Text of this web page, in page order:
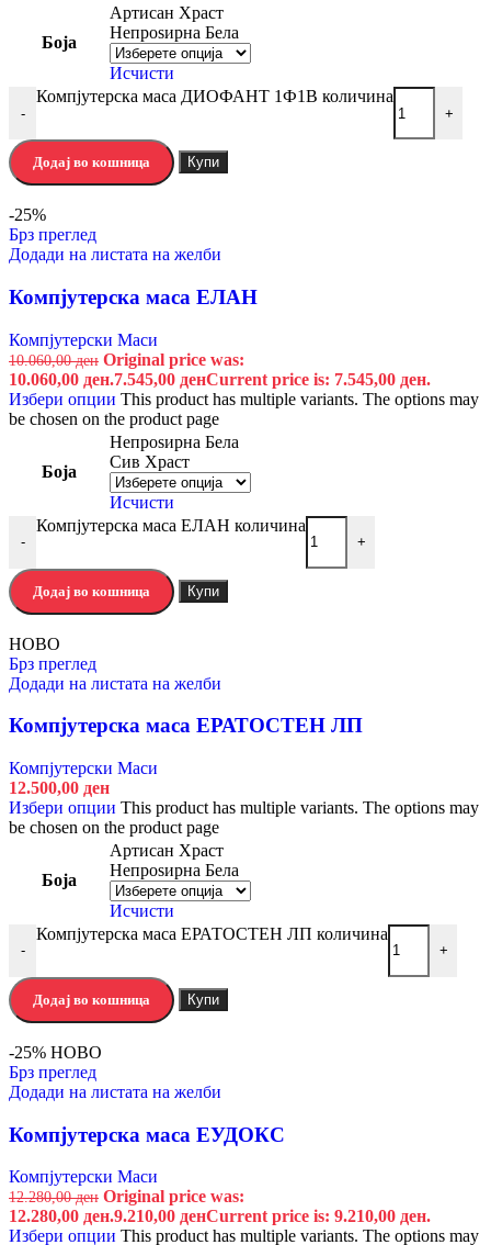
Боја
Артисан Храст
Непроѕирна Бела
Исчисти
-
Компјутерска маса ДИОФАНТ 1Ф1В количина
+
Додај во кошница Купи
-25%
Брз преглед
Додади на листата на желби
Компјутерска маса ЕЛАН
Компјутерски Маси
10.060,00ден Original price was:
10.060,00 ден.7.545,00 денCurrent price is: 7.545,00 ден.
Избери опции This product has multiple variants. The options may
be chosen on the product page
Боја
Непроѕирна Бела
Сив Храст
Исчисти
-
Компјутерска маса ЕЛАН количина
+
Додај во кошница Купи
НОВО
Брз преглед
Додади на листата на желби
Компјутерска маса ЕРАТОСТЕН ЛП
Компјутерски Маси
12.500,00 ден
Избери опции This product has multiple variants. The options may
be chosen on the product page
Боја
Артисан Храст
Непроѕирна Бела
Исчисти
-
Компјутерска маса ЕРАТОСТЕН ЛП количина
+
Додај во кошница Купи
-25% НОВО
Брз преглед
Додади на листата на желби
Компјутерска маса ЕУДОКС
Компјутерски Маси
12.280,00ден Original price was:
12.280,00 ден.9.210,00 денCurrent price is: 9.210,00 ден.
Избери опции This product has multiple variants. The options may